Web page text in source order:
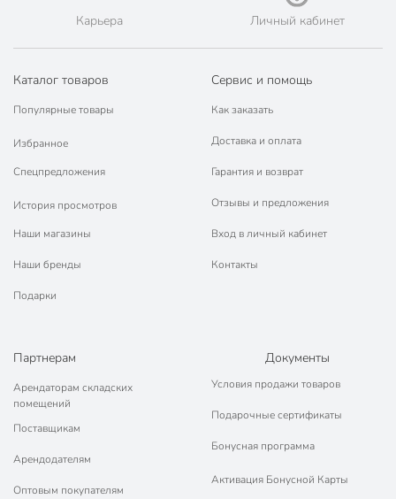
Шлиссельбург, Янино-1, а также Великий Новгород,
Калининград, Советск, Черняховск, Балтийск, Гусев, Светлый,
Гурьевск, Зеленоградск, Гвардейск, Светлогорск,
💳 Оплата: онлайн на сайте интернет-гипермаркета или
📜 Только оригинальная продукция. Интернет-гипермаркет
Порядок - официальный представитель ведущих мировых
марок.
Карьера Личный кабинет
Каталог товаров
Популярные товары
Избранное
Спецпредложения
История просмотров
Наши магазины
Наши бренды
Подарки
Сервис и помощь
Как заказать
Доставка и оплата
Гарантия и возврат
Отзывы и предложения
Вход в личный кабинет
Контакты
Партнерам
Арендаторам складских
помещений
Поставщикам
Арендодателям
Оптовым покупателям
Документы
Условия продажи товаров
Подарочные сертификаты
Бонусная программа
Активация Бонусной Карты